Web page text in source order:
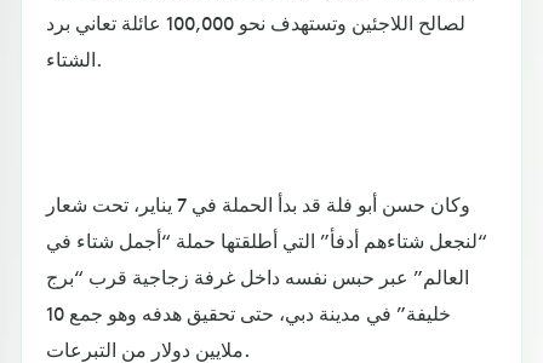
لصالح اللاجئين وتستهدف نحو 100,000 عائلة تعاني برد
الشتاء.
وكان حسن أبو فلة قد بدأ الحملة في 7 يناير، تحت شعار
“لنجعل شتاءهم أدفأ” التي أطلقتها حملة “أجمل شتاء في
العالم” عبر حبس نفسه داخل غرفة زجاجية قرب “برج
خليفة” في مدينة دبي، حتى تحقيق هدفه وهو جمع 10
ملايين دولار من التبرعات.